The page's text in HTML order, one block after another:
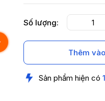
Số lượng:
Thêm
Sản phẩm hiện có